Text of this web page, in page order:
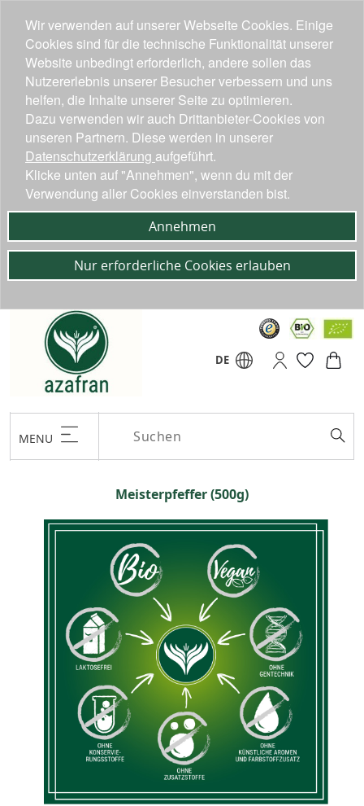
DE
MENU
Meisterpfeffer (500g)
Wir verwenden auf unserer Webseite Cookies. Einige
Cookies sind für die technische Funktionalität unserer
Website unbedingt erforderlich, andere sollen das
Nutzererlebnis unserer Besucher verbessern und uns
helfen, die Inhalte unserer Seite zu optimieren.
Dazu verwenden wir auch Drittanbieter-Cookies von
unseren Partnern. Diese werden in unserer
Datenschutzerklärung aufgeführt.
Klicke unten auf "Annehmen", wenn du mit der
Verwendung aller Cookies einverstanden bist.
Annehmen
Nur erforderliche Cookies erlauben